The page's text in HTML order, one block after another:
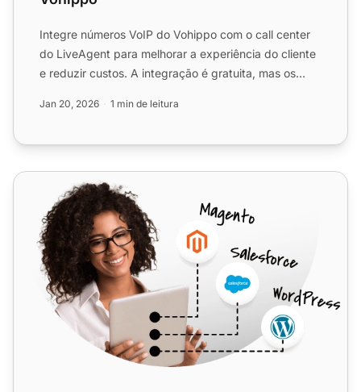
Integre números VoIP do Vohippo com o call center
do LiveAgent para melhorar a experiência do cliente
e reduzir custos. A integração é gratuita, mas os
Jan 20, 2026 1 min de leitura
TelcaVoIP